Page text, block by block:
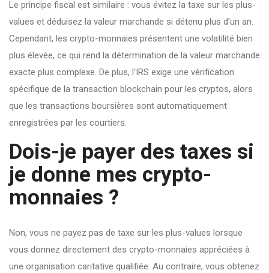
Le principe fiscal est similaire : vous évitez la taxe sur les plus-
values et déduisez la valeur marchande si détenu plus d'un an.
Cependant, les crypto-monnaies présentent une volatilité bien
plus élevée, ce qui rend la détermination de la valeur marchande
exacte plus complexe. De plus, l'IRS exige une vérification
spécifique de la transaction blockchain pour les cryptos, alors
que les transactions boursières sont automatiquement
enregistrées par les courtiers.
Dois-je payer des taxes si
je donne mes crypto-
monnaies ?
Non, vous ne payez pas de taxe sur les plus-values lorsque
vous donnez directement des crypto-monnaies appréciées à
une organisation caritative qualifiée. Au contraire, vous obtenez